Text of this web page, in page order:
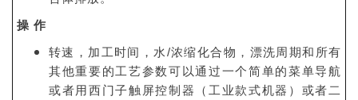
操 作
转速，加工时间，水/浓缩化合物，漂洗周期和所有
其他重要的工艺参数可以通过一个简单的菜单导航
或者用西门子触屏控制器（工业款式机器）或者二